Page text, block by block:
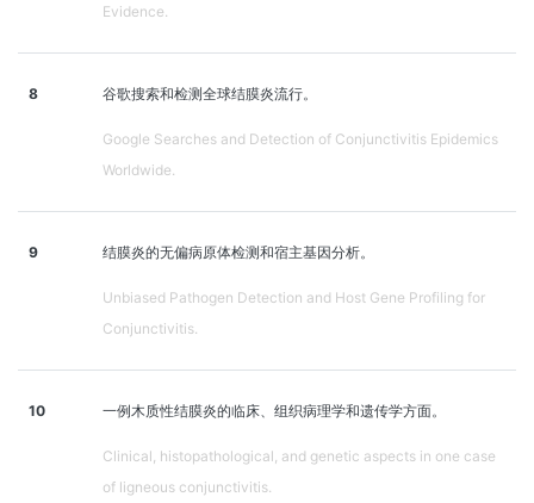
Evidence.
8 谷歌搜索和检测全球结膜炎流行。
Google Searches and Detection of Conjunctivitis Epidemics
Worldwide.
9 结膜炎的无偏病原体检测和宿主基因分析。
Unbiased Pathogen Detection and Host Gene Profiling for
Conjunctivitis.
10 一例木质性结膜炎的临床、组织病理学和遗传学方面。
Clinical, histopathological, and genetic aspects in one case
of ligneous conjunctivitis.